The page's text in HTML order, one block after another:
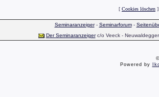
[ Cookies löschen
Seminaranzeiger- Seminarforum-
Der Seminaranzeigerc/o Veeck -
Powered by